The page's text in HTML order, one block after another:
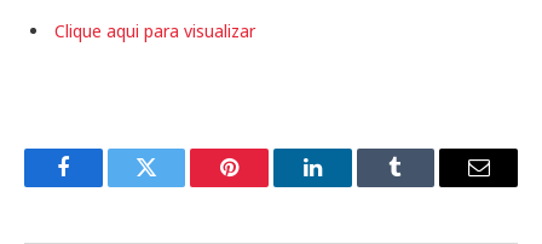
Clique aqui para visualizar
FacebookTwitter Pinterest LinkedInTumblr
E-